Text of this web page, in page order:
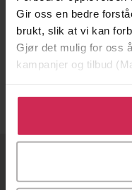
Gir oss en bedre
brukt, slik at vi kan
Gjør det mulig for oss
kampanjer og tilbud
Klikk på «Godta alle»
bruke cookies for alle
tilpasse ditt samtykke
125,-
Flip the Tables
Alencia Johnson